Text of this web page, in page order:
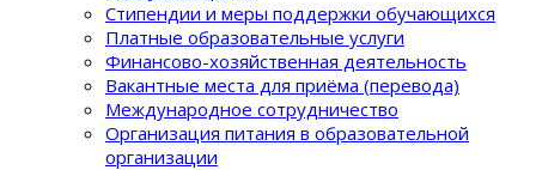
Стипендии и меры поддержки обучающихся
Платные образовательные услуги
Финансово-хозяйственная деятельность
Вакантные места для приёма (перевода)
Международное сотрудничество
Организация питания в образовательной
организации